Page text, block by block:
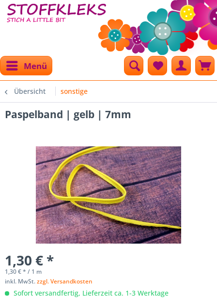
Menü
Übersicht sonstige
Paspelband | gelb | 7mm
1,30 € *
1,30 € * / 1 m
inkl. MwSt.zzgl. Versandkosten
Sofort versandfertig, Lieferzeit ca. 1-3 Werktage